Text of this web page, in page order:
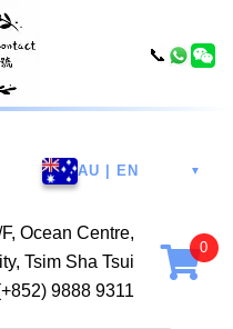
AU | EN ▼
Ocean Centre,
Tsim Sha Tsui
9888 9311
📞